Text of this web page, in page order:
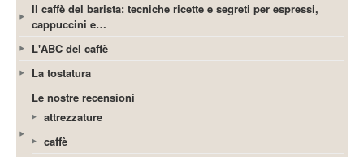
Il caffè del barista: tecniche ricette e segreti per espressi,
cappuccini e…
L'ABC del caffè
La tostatura
Le nostre recensioni
attrezzature
caffè